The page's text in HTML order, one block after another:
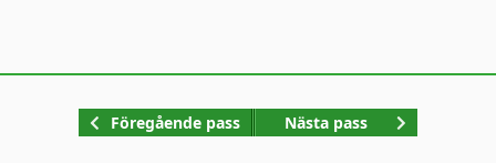
Föregående pass Nästa pass